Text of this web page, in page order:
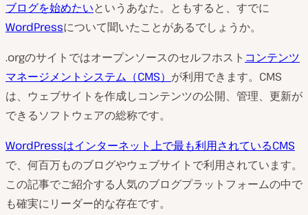
ブログを始めたいというあなた。ともすると、すでに
WordPressについて聞いたことがあるでしょうか。
.orgのサイトではオープンソースのセルフホスト コンテンツ
マネージメントシステム（CMS） が利用できます。CMS
は、ウェブサイトを作成しコンテンツの公開、管理、更新が
できるソフトウェアの総称です。
WordPressはインターネット上で最も利用されているCMS
で、何百万ものブログやウェブサイトで利用されています。
この記事でご紹介する人気のブログプラットフォームの中で
も確実にリーダー的な存在です。